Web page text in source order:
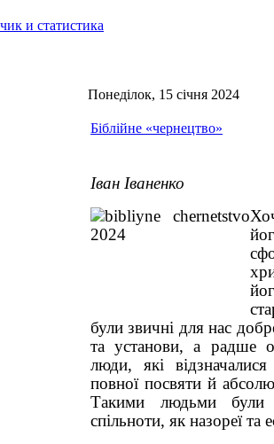
Понеділок, 15 січня 2024
Біблійне «чернецтво»
Іван Іваненко
були звичні для нас
та установи, а радше
люди, які
повної посвяти й
Такими людьми
спільноти, як назореї та